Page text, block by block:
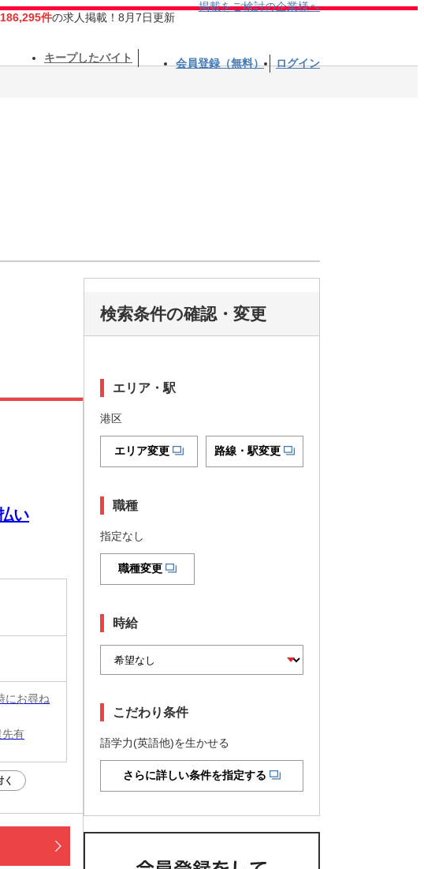
186,295件の求人掲載！8月7日更新
掲載をご検討の企業様へ
キープしたバイト 会員登録（無料） ログイン
い
にお尋ね
有
く
検索条件の確認・変更
エリア・駅
港区
エリア変更 路線・駅変更
職種
指定なし
職種変更
時給
こだわり条件
語学力(英語他)を生かせる
さらに詳しい条件を指定する